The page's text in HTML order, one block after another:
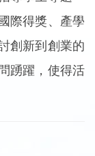
際得獎、產學
創新到創業的
踴躍，使得活